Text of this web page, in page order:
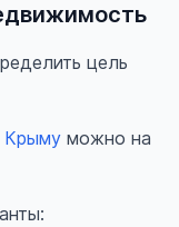
цель
Крыму можно на